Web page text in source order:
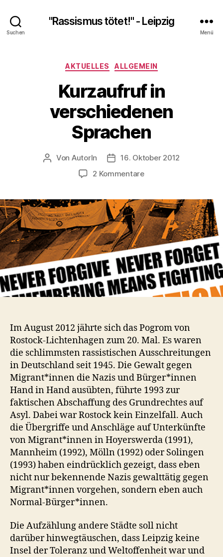
Suchen
"Rassismus tötet!" - Leipzig
Menü
Kategorien
AKTUELLES ALLGEMEIN
Kurzaufruf in
verschiedenen
Sprachen
Beitragsautor
Von AutorIn Veröffentlichungsdatum
16. Oktober 2012
2 Kommentarezu
verschiedenen
Sprachen
Im August 2012 jährte sich das Pogrom von
Rostock-Lichtenhagen zum 20. Mal. Es waren
die schlimmsten rassistischen Ausschreitungen
in Deutschland seit 1945. Die Gewalt gegen
Migrant*innen die Nazis und Bürger*innen
Hand in Hand ausübten, führte 1993 zur
faktischen Abschaffung des Grundrechtes auf
Asyl. Dabei war Rostock kein Einzelfall. Auch
die Übergriffe und Anschläge auf Unterkünfte
von Migrant*innen in Hoyerswerda (1991),
Mannheim (1992), Mölln (1992) oder Solingen
(1993) haben eindrücklich gezeigt, dass eben
nicht nur bekennende Nazis gewalttätig gegen
Migrant*innen vorgehen, sondern eben auch
Normal-Bürger*innen.
Die Aufzählung andere Städte soll nicht
darüber hinwegtäuschen, dass Leipzig keine
Insel der Toleranz und Weltoffenheit war und